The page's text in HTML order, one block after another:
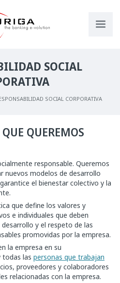
SOCIAL
SOCIAL CORPORATIVA
QUEREMOS
responsable. Queremos
nuevos modelos de desarrollo
el bienestar colectivo y la
que define los valores y
e individuales que deben
y el respeto de las
promovidas por la empresa.
la empresa en su
las personas que trabajan
proveedores y colaboradores
relacionadas con la empresa.